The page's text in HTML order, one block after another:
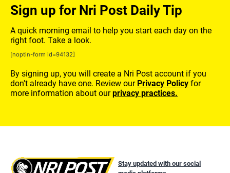
Sign up for Nri Post Daily Tip
A quick morning email to help you start each day on the
right foot. Take a look.
[noptin-form id=94132]
By signing up, you will create a Nri Post account if you
don't already have one. Review our Privacy Policy for
more information about ourprivacy practices.
Stay updated with our social